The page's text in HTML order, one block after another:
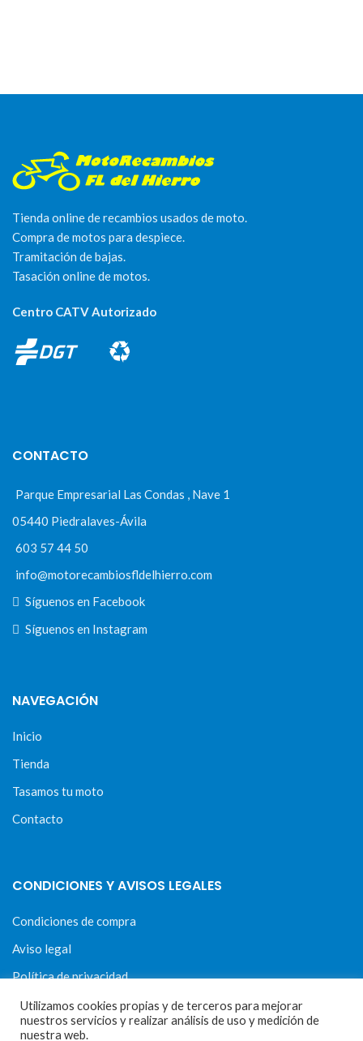
Tienda online de recambios usados de moto.
Compra de motos para despiece.
Tramitación de bajas.
Tasación online de motos.
Centro CATV Autorizado
CONTACTO
Parque Empresarial Las Condas , Nave 1
05440 Piedralaves-Ávila
603 57 44 50
info@motorecambiosfldelhierro.com
Síguenos en Facebook
Síguenos en Instagram
NAVEGACIÓN
Inicio
Tienda
Tasamos tu moto
Contacto
CONDICIONES Y AVISOS LEGALES
Condiciones de compra
Aviso legal
Política de privacidad
Política de cookies
Utilizamos cookies propias y de terceros para mejorar
nuestros servicios y realizar análisis de uso y medición de
nuestra web.